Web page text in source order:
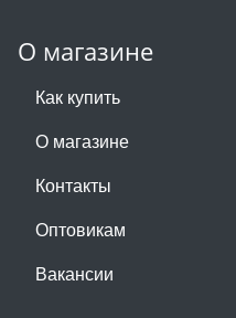
О магазине
Как купить
О магазине
Контакты
Оптовикам
Вакансии